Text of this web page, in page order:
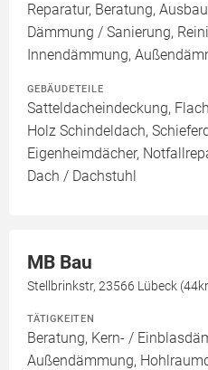
Reparatur, Beratung,
Dämmung / Sanierung,
Innendämmung,
GEBÄUDETEILE
Satteldacheindeckung,
Holz Schindeldach,
Eigenheimdächer,
Dach / Dachstuhl
MB Bau
Stellbrinkstr, 23566 Lübeck
TÄTIGKEITEN
Beratung, Kern- /
Außendämmung,